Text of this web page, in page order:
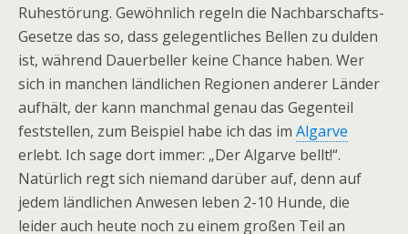
Ruhestörung. Gewöhnlich regeln die Nachbarschafts-
Gesetze das so, dass gelegentliches Bellen zu dulden
ist, während Dauerbeller keine Chance haben. Wer
sich in manchen ländlichen Regionen anderer Länder
aufhält, der kann manchmal genau das Gegenteil
feststellen, zum Beispiel habe ich das im Algarve
erlebt. Ich sage dort immer: „Der Algarve bellt!“.
Natürlich regt sich niemand darüber auf, denn auf
jedem ländlichen Anwesen leben 2-10 Hunde, die
leider auch heute noch zu einem großen Teil an